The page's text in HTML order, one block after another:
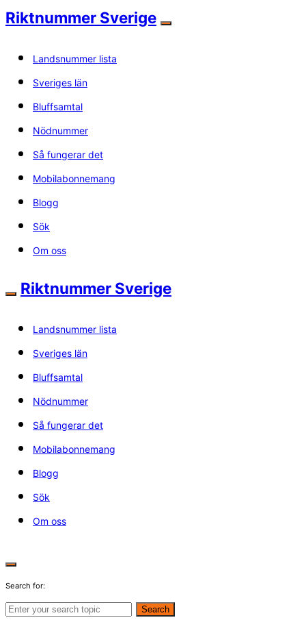
Riktnummer Sverige
Landsnummer lista
Sveriges län
Bluffsamtal
Nödnummer
Så fungerar det
Mobilabonnemang
Blogg
Sök
Om oss
Riktnummer Sverige
Landsnummer lista
Sveriges län
Bluffsamtal
Nödnummer
Så fungerar det
Mobilabonnemang
Blogg
Sök
Om oss
Search for:
Search